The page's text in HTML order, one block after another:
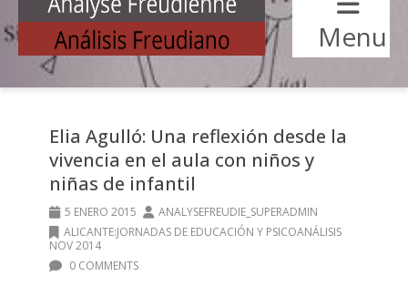
Menu
Elia Agulló: Una reflexión desde la
vivencia en el aula con niños y
niñas de infantil
5 ENERO 2015
ANALYSEFREUDIE_SUPERADMIN
ALICANTE:JORNADAS DE EDUCACIÓN Y PSICOANÁLISIS
NOV 2014
0 COMMENTS